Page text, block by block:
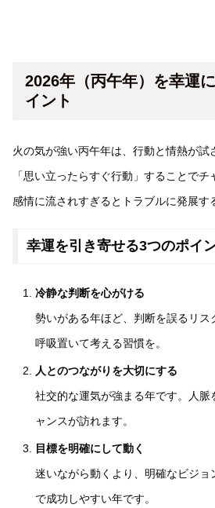
2026年（丙午年）を幸運
イント
火の気が強い丙午年は、行動と情熱が試
「思い立ったらすぐ行動」することでチ
感情に流されすぎるとトラブルに発展す
幸運を引き寄せる3つのポイ
冷静な判断を心がける
勢いがある年ほど、判断を誤るリス
呼吸置いて考える習慣を。
人とのつながりを大切にする
社交的な運気が強まる年です。人脈
ャンスが訪れます。
目標を明確にして動く
迷いながら動くより、明確なビジョ
で成功しやすい年です。